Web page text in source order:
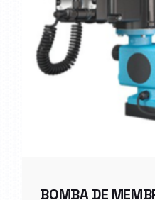
BOMBA DE